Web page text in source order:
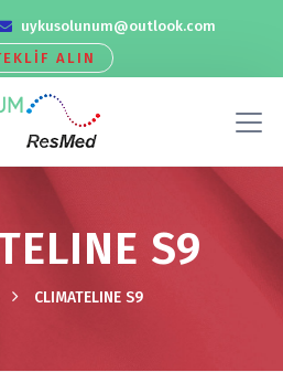
uykusolunum@outlook.com
ALIN
S9
CLIMATELINE S9